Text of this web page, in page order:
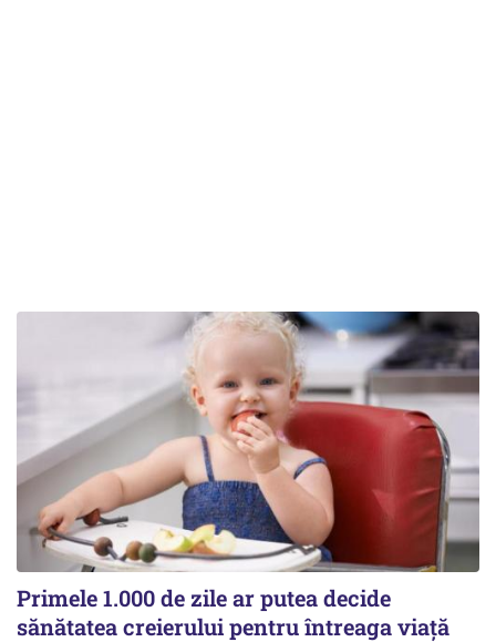
Primele 1.000 de zile ar putea decide
sănătatea creierului pentru întreaga viață